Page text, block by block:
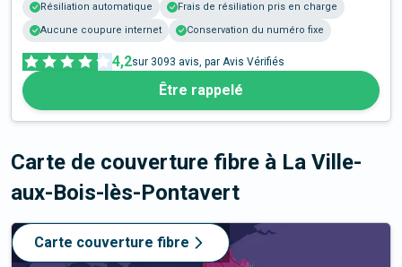
Résiliation automatique
Frais de résiliation pris en charge
Aucune coupure internet
Conservation du numéro fixe
4,2sur 3093 avis, par Avis Vérifiés
Être rappelé
Carte de couverture fibre à La Ville-
aux-Bois-lès-Pontavert
Carte couverture fibre